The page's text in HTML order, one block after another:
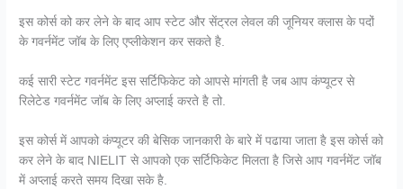
इस कोर्स को कर लेने के बाद आप स्टेट और सेंट्रल लेवल की जूनियर क्लास के पदों
के गवर्नमेंट जॉब के लिए एप्लीकेशन कर सकते है.
कई सारी स्टेट गवर्नमेंट इस सर्टिफिकेट को आपसे मांगती है जब आप कंप्यूटर से
रिलेटेड गवर्नमेंट जॉब के लिए अप्लाई करते है तो.
इस कोर्स में आपको कंप्यूटर की बेसिक जानकारी के बारे में पढाया जाता है इस कोर्स को
कर लेने के बाद NIELIT से आपको एक सर्टिफिकेट मिलता है जिसे आप गवर्नमेंट जॉब
में अप्लाई करते समय दिखा सके है.